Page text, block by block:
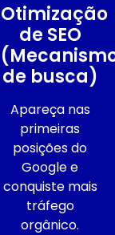
Otimização
de SEO
de busca)
Apareça nas
primeiras
posições do
Google e
conquiste mais
tráfego
orgânico.